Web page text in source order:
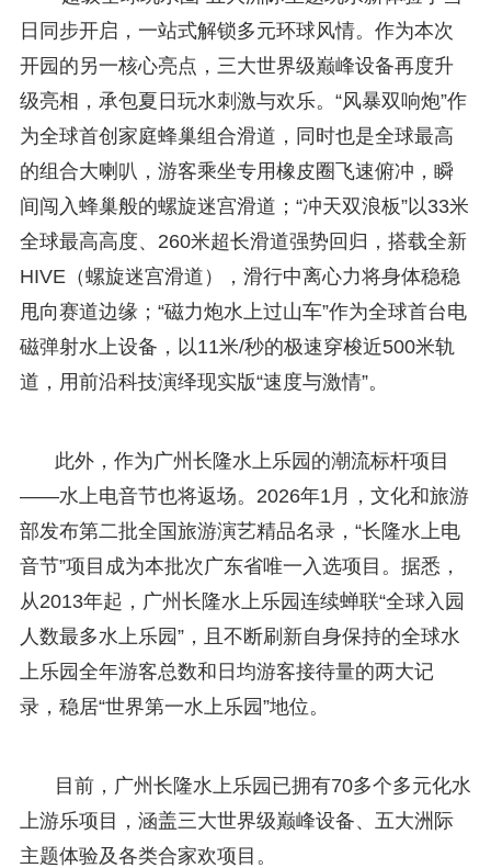
日同步开启，一站式解锁多元环球风情。​作为本次
开园的另一核心亮点，三大世界级巅峰设备再度升
级亮相，承包夏日玩水刺激与欢乐。“风暴双响炮”作
为全球首创家庭蜂巢组合滑道，同时也是全球最高
的组合大喇叭，游客乘坐专用橡皮圈飞速俯冲，瞬
间闯入蜂巢般的螺旋迷宫滑道；“冲天双浪板”以33米
全球最高高度、260米超长滑道强势回归，搭载全新
HIVE（螺旋迷宫滑道），滑行中离心力将身体稳稳
甩向赛道边缘；“磁力炮水上过山车”作为全球首台电
磁弹射水上设备，以11米/秒的极速穿梭近500米轨
道，用前沿科技演绎现实版“速度与激情”。
此外，作为广州长隆水上乐园的潮流标杆项目
——水上电音节也将返场。2026年1月，文化和旅游
部发布第二批全国旅游演艺精品名录，“长隆水上电
音节”项目成为本批次广东省唯一入选项目。据悉，
从2013年起，广州长隆水上乐园连续蝉联“全球入园
人数最多水上乐园”，且不断刷新自身保持的全球水
上乐园全年游客总数和日均游客接待量的两大记
录，稳居“世界第一水上乐园”地位。
目前，广州长隆水上乐园已拥有70多个多元化水
上游乐项目，涵盖三大世界级巅峰设备、五大洲际
主题体验及各类合家欢项目。